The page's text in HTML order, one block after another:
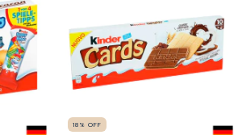
18 % OFF